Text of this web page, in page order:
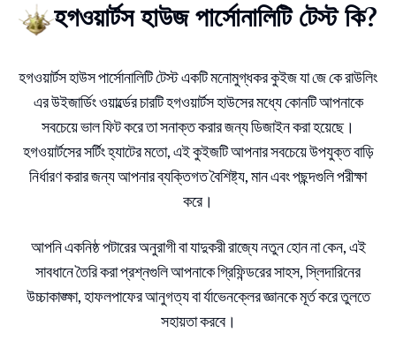
অলিভান্ডারের কাছ থেকে ইতিমধ্যেই একটি যাদুদণ্ড
কিনেছ। এর কেন্দ্রে কোন উপাদান আছে?
ফিনিক্সের পালক
ইউনিকর্নের লোম
হগওয়ার্টস হাউজ পার্সোনালিটি টেস্ট কি?
হগওয়ার্টস হাউস পার্সোনালিটি টেস্ট একটি মনোমুগ্ধকর কুইজ যা জে কে রাউলিং
এর উইজার্ডিং ওয়ার্ল্ডের চারটি হগওয়ার্টস হাউসের মধ্যে কোনটি আপনাকে
সবচেয়ে ভাল ফিট করে তা সনাক্ত করার জন্য ডিজাইন করা হয়েছে।
হগওয়ার্টসের সর্টিং হ্যাটের মতো, এই কুইজটি আপনার সবচেয়ে উপযুক্ত বাড়ি
নির্ধারণ করার জন্য আপনার ব্যক্তিগত বৈশিষ্ট্য, মান এবং পছন্দগুলি পরীক্ষা
করে।
আপনি একনিষ্ঠ পটারের অনুরাগী বা যাদুকরী রাজ্যে নতুন হোন না কেন, এই
সাবধানে তৈরি করা প্রশ্নগুলি আপনাকে গ্রিফিন্ডরের সাহস, স্লিদারিনের
উচ্চাকাঙ্ক্ষা, হাফলপাফের আনুগত্য বা র্যাভেনক্লের জ্ঞানকে মূর্ত করে তুলতে
সহায়তা করবে।